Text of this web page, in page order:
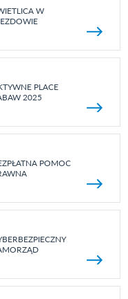
W
PLACE
2025
POMOC